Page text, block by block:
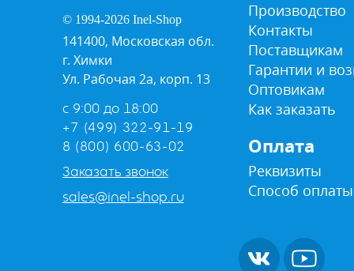
© 1994-2026 Inel-Shop
141400, Московская обл.
г. Химки
Ул. Рабочая 2а, корп. 13
с 9:00 до 18:00
+7 (499) 322-91-19
8 (800) 600-63-02
Заказать звонок
sales@inel-shop.ru
Производство
Контакты
Поставщикам
Гарантии и
Оптовикам
Как заказать
Оплата
Реквизиты
Способ оплаты